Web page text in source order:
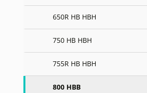
650R HB HBH
750 HB HBH
755R HB HBH
800 HBB